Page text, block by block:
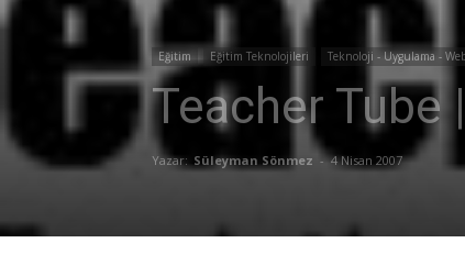
Eğitim Eğitim Teknolojileri Teknoloji - Uygulama -
Teacher
Yazar: Süleyman Sönmez - 4 Nisan 2007